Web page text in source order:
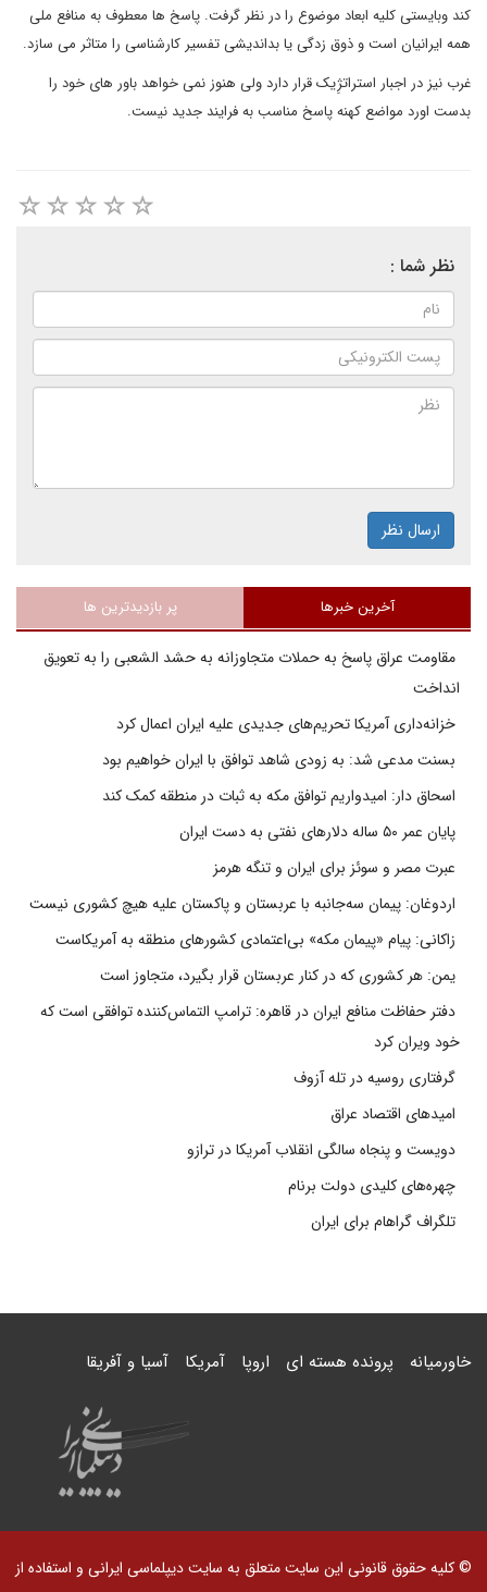
کند وبایستی کلیه ابعاد موضوع را در نظر گرفت. پاسخ ها معطوف به منافع ملی
همه ایرانیان است و ذوق زدگی یا بداندیشی تفسیر کارشناسی را متاثر می سازد.
غرب نیز در اجبار استراتژِیک قرار دارد ولی هنوز نمی خواهد باور های خود را
بدست اورد مواضع کهنه پاسخ مناسب به فرایند جدید نیست.
نظر شما :
ارسال نظر
آخرین خبرها پر بازدیدترین ها
مقاومت عراق پاسخ به حملات متجاوزانه به حشد الشعبی را به تعویق
انداخت
خزانه‌داری آمریکا تحریم‌های جدیدی علیه ایران اعمال کرد
بسنت مدعی شد: به زودی شاهد توافق با ایران خواهیم بود
اسحاق دار: امیدواریم توافق مکه به ثبات در منطقه کمک کند
پایان عمر ۵۰ ساله دلارهای نفتی به دست ایران
عبرت مصر و سوئز برای ایران و تنگه هرمز
اردوغان: پیمان سه‌جانبه با عربستان و پاکستان علیه هیچ کشوری نیست
زاکانی: پیام «پیمان مکه» بی‌اعتمادی کشورهای منطقه به آمریکاست
یمن: هر کشوری که در کنار عربستان قرار بگیرد، متجاوز است
دفتر حفاظت منافع ایران در قاهره: ترامپ التماس‌کننده توافقی است که
خود ویران کرد
گرفتاری روسیه در تله آزوف
امیدهای اقتصاد عراق
دویست و پنجاه سالگی انقلاب آمریکا در ترازو
چهره‌های کلیدی دولت برنام
تلگراف گراهام برای ایران
خاورمیانه پرونده هسته ای اروپا آمریکا آسیا و آفریقا
© کلیه حقوق قانونی این سایت متعلق به سایت دیپلماسی ایرانی و استفاده از